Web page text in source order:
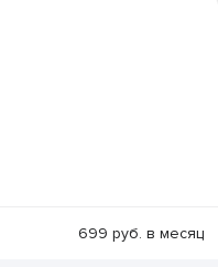
699 руб. в месяц